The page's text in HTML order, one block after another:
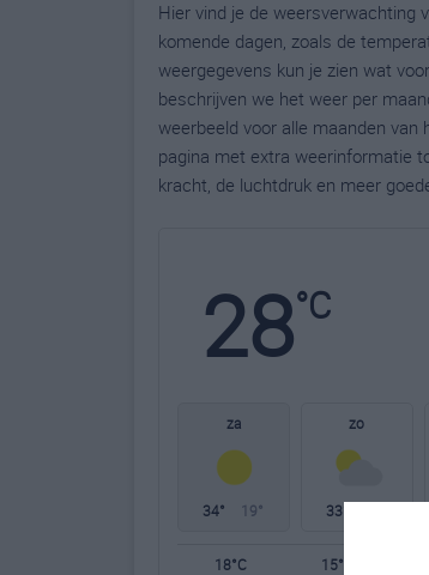
Hier vind je de weersverwachting
komende dagen, zoals de
weergegevens kun je zien wat
beschrijven we het weer per
weerbeeld voor alle maanden van
pagina met extra weerinformatie
kracht, de luchtdruk en meer
28°C
za
34° 19°
zo
33°
18°C 15°C